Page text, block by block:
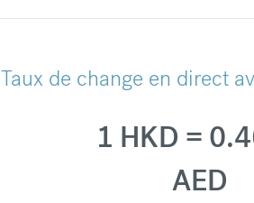
Taux de change en direct
1 HKD =
AED